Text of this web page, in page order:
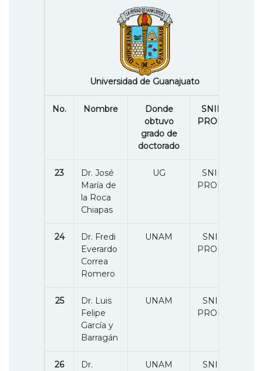
Universidad de Guanajuato
No. Nombre
Donde
obtuvo
grado de
doctorado
SNII /P.
PRODEP
23
Dr. José
María de
la Roca
Chiapas
UG
SNII 2 /
PRODEP
24
Dr. Fredi
Everardo
Correa
Romero
UNAM
SNII 1 /
PRODEP
25
Dr. Luis
Felipe
García y
Barragán
UNAM
SNII 1 /
PRODEP
26
Dr.
UNAM
SNII 1 /